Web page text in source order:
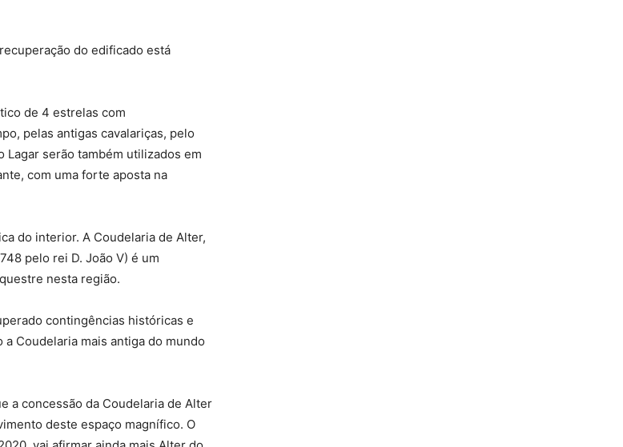
do edificado está
de 4 estrelas com
pelas antigas cavalariças, pelo
serão também utilizados em
com uma forte aposta na
do interior. A Coudelaria de Alter,
pelo rei D. João V) é um
nesta região.
contingências históricas e
Coudelaria mais antiga do mundo
a concessão da Coudelaria de Alter
deste espaço magnífico. O